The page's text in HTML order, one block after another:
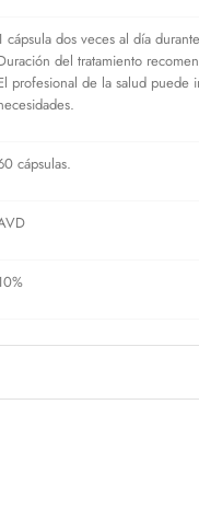
cápsula dos veces al día
del tratamiento
profesional de la salud puede
cápsulas.